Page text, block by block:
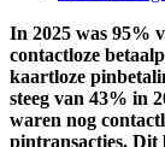
In 2025 was 95%
contactloze
kaartloze
steeg van 43% in
waren nog
pintransacties.